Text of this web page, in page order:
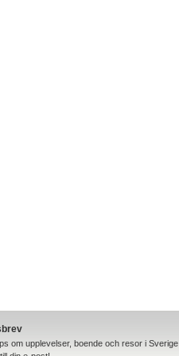
om upplevelser, boende och resor i Sverige